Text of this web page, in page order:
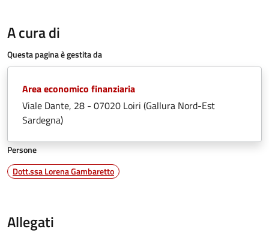
A cura di
Questa pagina è gestita da
Area economico finanziaria
Viale Dante, 28 - 07020 Loiri (Gallura Nord-Est
Sardegna)
Persone
Dott.ssa Lorena Gambaretto
Allegati